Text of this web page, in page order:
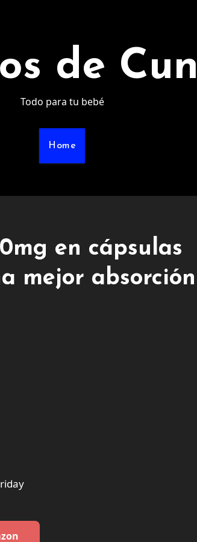
de
Todo para tu bebé
Home
en cápsulas
mejor